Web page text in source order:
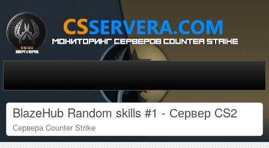
BlazeHub Random skills #1 - Сервер CS2
Сервера Counter Strike